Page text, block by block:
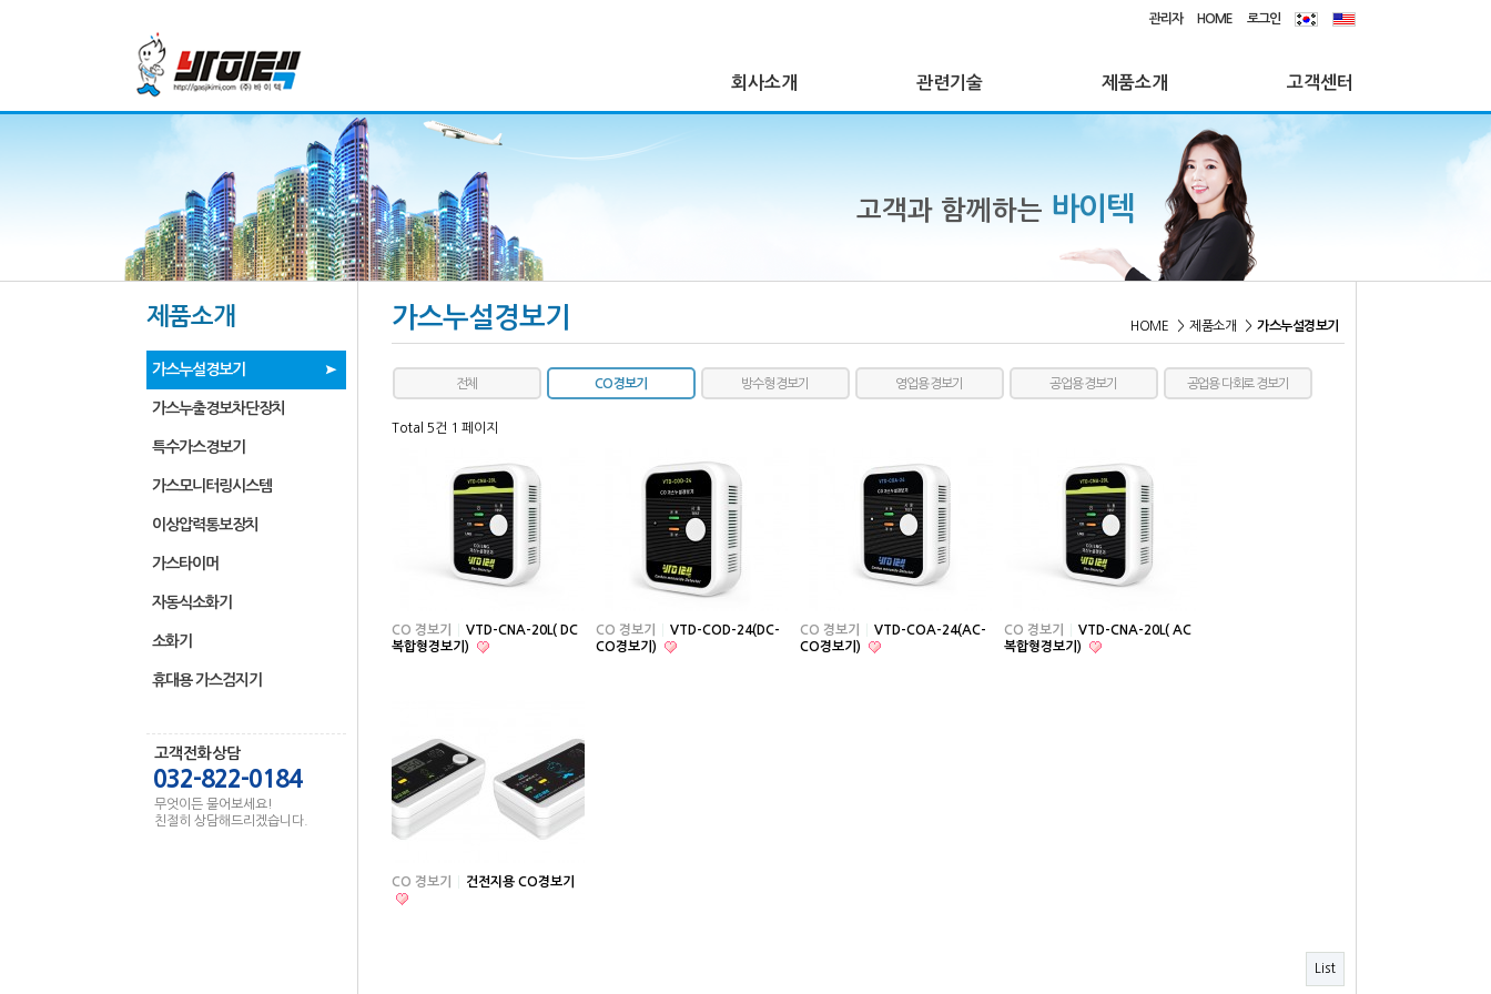
회사소개 관련기술 제품소개 고객센터
관리자 HOME 로그인
고객과 함께하는 바이텍
제품소개
가스누설경보기
가스누출경보차단장치
특수가스경보기
가스모니터링시스템
이상압력통보장치
가스타이머
자동식소화기
소화기
휴대용 가스검지기
고객전화상담
032-822-0184
무엇이든 물어보세요!
친절히 상담해드리겠습니다.
HOME > 제품소개 > 가스누설경보기
가스누설경보기
전체 CO 경보기 방수형 경보기 영업용 경보기 공업용 경보기 공업용 다회로 경보기
Total 5건 1 페이지
CO 경보기
VTD-CNA-20L( DC
복합형경보기)
CO 경보기
VTD-COD-24(DC-
CO경보기)
CO 경보기
VTD-COA-24(AC-
CO경보기)
CO 경보기
VTD-CNA-20L( AC
복합형경보기)
CO 경보기 건전지용 CO경보기
List